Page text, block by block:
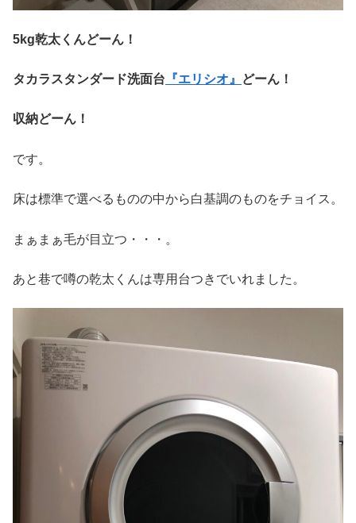
5kg乾太くんどーん！
タカラスタンダード洗面台 『エリシオ』 どーん！
収納どーん！
です。
床は標準で選べるものの中から白基調のものをチョイス。
まぁまぁ毛が目立つ・・・。
あと巷で噂の乾太くんは専用台つきでいれました。